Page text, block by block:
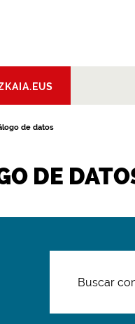
de datos
DE